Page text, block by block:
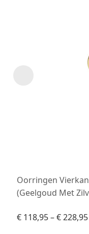
Oorringen
(Geelgoud Met
€ 118,95–€228,95